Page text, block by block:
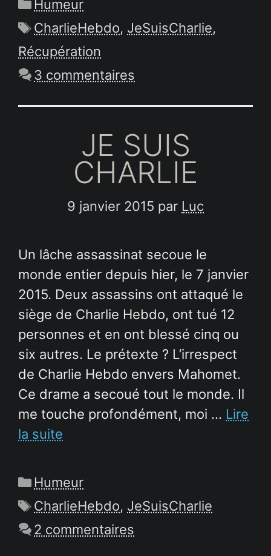
Humeur
Étiquettes
CharlieHebdo, JeSuisCharlie,
Récupération
3 commentaires
JE SUIS
CHARLIE
9 janvier 2015 par Luc
Un lâche assassinat secoue le
monde entier depuis hier, le 7 janvier
2015. Deux assassins ont attaqué le
siège de Charlie Hebdo, ont tué 12
personnes et en ont blessé cinq ou
six autres. Le prétexte ? L’irrespect
de Charlie Hebdo envers Mahomet.
Ce drame a secoué tout le monde. Il
me touche profondément, moi … Lire
la suite
Catégories
Humeur
Étiquettes
CharlieHebdo, JeSuisCharlie
2 commentaires